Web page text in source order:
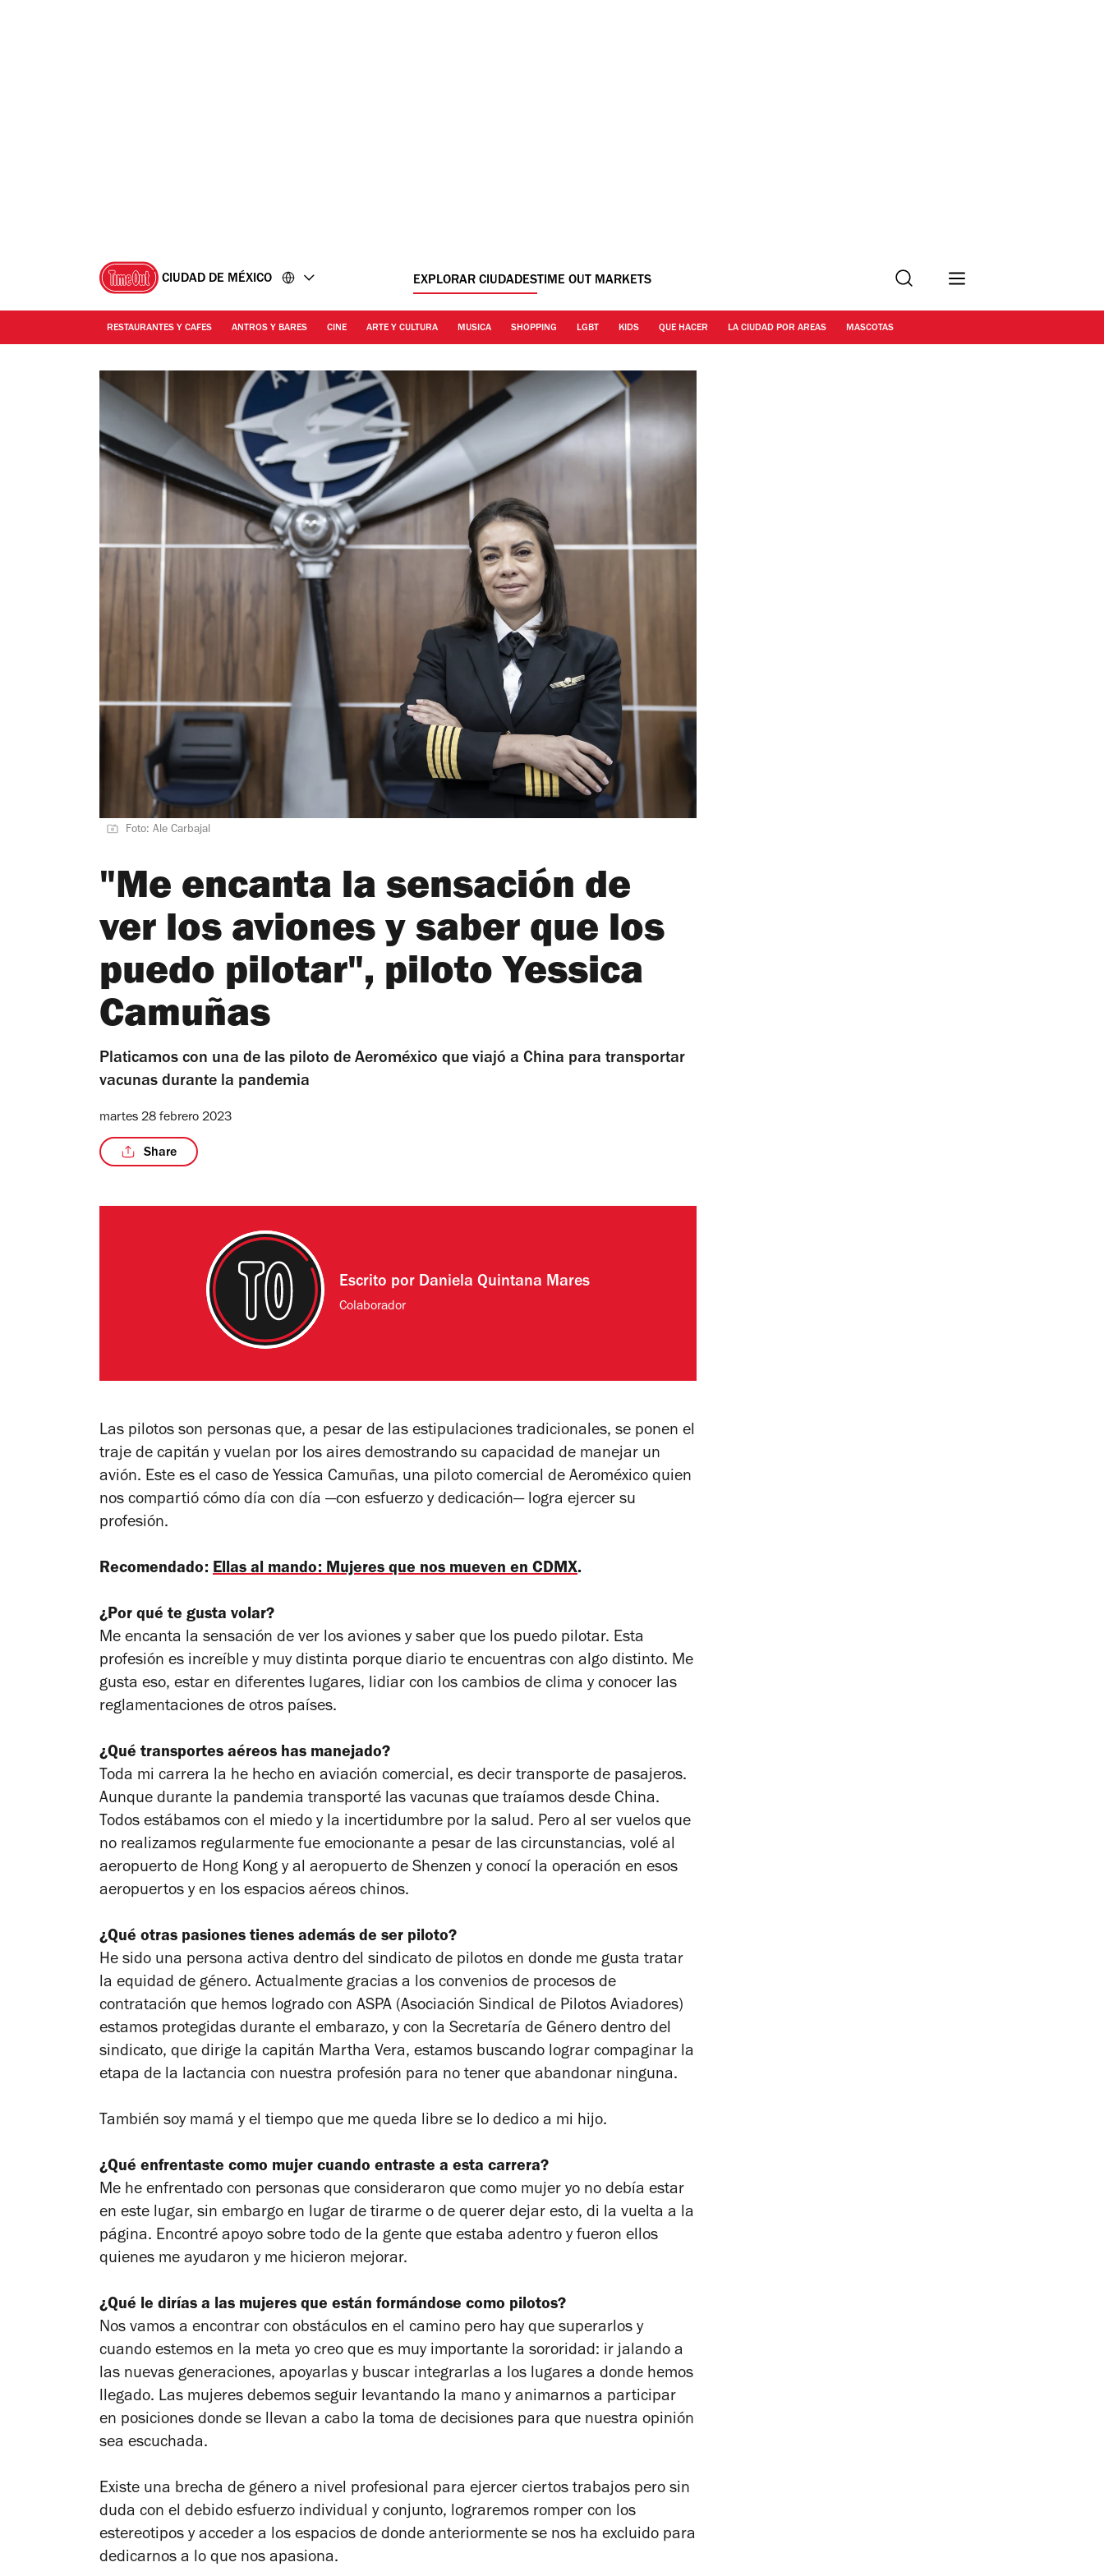
CIUDAD DE MÉXICO EXPLORAR CIUDADESTIME OUT MARKETS Buscar
RESTAURANTES Y CAFES ANTROS Y BARES CINE ARTE Y CULTURA MUSICA SHOPPING LGBT KIDS QUE HACER LA CIUDAD POR AREAS MASCOTAS
Foto: Ale Carbajal
"Me encanta la sensación de
ver los aviones y saber que los
puedo pilotar", piloto Yessica
Camuñas
Platicamos con una de las piloto de Aeroméxico que viajó a China para transportar
vacunas durante la pandemia
martes 28 febrero 2023
Share
Escrito por Daniela Quintana Mares
Colaborador
Las pilotos son personas que, a pesar de las estipulaciones tradicionales, se ponen el
traje de capitán y vuelan por los aires demostrando su capacidad de manejar un
avión. Este es el caso de Yessica Camuñas, una piloto comercial de Aeroméxico quien
nos compartió cómo día con día —con esfuerzo y dedicación— logra ejercer su
profesión.
Recomendado: Ellas al mando: Mujeres que nos mueven en CDMX.
¿Por qué te gusta volar?
Me encanta la sensación de ver los aviones y saber que los puedo pilotar. Esta
profesión es increíble y muy distinta porque diario te encuentras con algo distinto. Me
gusta eso, estar en diferentes lugares, lidiar con los cambios de clima y conocer las
reglamentaciones de otros países.
¿Qué transportes aéreos has manejado?
Toda mi carrera la he hecho en aviación comercial, es decir transporte de pasajeros.
Aunque durante la pandemia transporté las vacunas que traíamos desde China.
Todos estábamos con el miedo y la incertidumbre por la salud. Pero al ser vuelos que
no realizamos regularmente fue emocionante a pesar de las circunstancias, volé al
aeropuerto de Hong Kong y al aeropuerto de Shenzen y conocí la operación en esos
aeropuertos y en los espacios aéreos chinos.
¿Qué otras pasiones tienes además de ser piloto?
He sido una persona activa dentro del sindicato de pilotos en donde me gusta tratar
la equidad de género. Actualmente gracias a los convenios de procesos de
contratación que hemos logrado con ASPA (Asociación Sindical de Pilotos Aviadores)
estamos protegidas durante el embarazo, y con la Secretaría de Género dentro del
sindicato, que dirige la capitán Martha Vera, estamos buscando lograr compaginar la
etapa de la lactancia con nuestra profesión para no tener que abandonar ninguna.
También soy mamá y el tiempo que me queda libre se lo dedico a mi hijo.
¿Qué enfrentaste como mujer cuando entraste a esta carrera?
Me he enfrentado con personas que consideraron que como mujer yo no debía estar
en este lugar, sin embargo en lugar de tirarme o de querer dejar esto, di la vuelta a la
página. Encontré apoyo sobre todo de la gente que estaba adentro y fueron ellos
quienes me ayudaron y me hicieron mejorar.
¿Qué le dirías a las mujeres que están formándose como pilotos?
Nos vamos a encontrar con obstáculos en el camino pero hay que superarlos y
cuando estemos en la meta yo creo que es muy importante la sororidad: ir jalando a
las nuevas generaciones, apoyarlas y buscar integrarlas a los lugares a donde hemos
llegado. Las mujeres debemos seguir levantando la mano y animarnos a participar
en posiciones donde se llevan a cabo la toma de decisiones para que nuestra opinión
sea escuchada.
Existe una brecha de género a nivel profesional para ejercer ciertos trabajos pero sin
duda con el debido esfuerzo individual y conjunto, lograremos romper con los
estereotipos y acceder a los espacios de donde anteriormente se nos ha excluido para
dedicarnos a lo que nos apasiona.